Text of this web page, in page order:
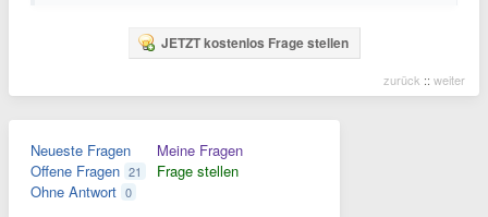
JETZT kostenlos Frage stellen
zurück :: weiter
Neueste Fragen
Offene Fragen 21
Ohne Antwort 0
Meine Fragen
Frage stellen